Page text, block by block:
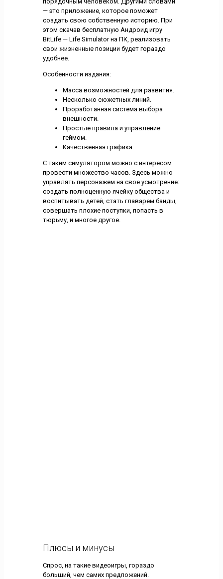
— это приложение, которое поможет
создать свою собственную историю. При
этом скачав бесплатную Андроид игру
BitLife — Life Simulator на ПК, реализовать
свои жизненные позиции будет гораздо
удобнее.
Особенности издания:
Масса возможностей для развития.
Несколько сюжетных линий.
Проработанная система выбора
внешности.
Простые правила и управление
геймом.
Качественная графика.
С таким симулятором можно с интересом
провести множество часов. Здесь можно
управлять персонажем на свое усмотрение:
создать полноценную ячейку общества и
воспитывать детей, стать главарем банды,
совершать плохие поступки, попасть в
тюрьму, и многое другое.
Плюсы и минусы
Спрос, на такие видеоигры, гораздо
больший, чем самих предложений.